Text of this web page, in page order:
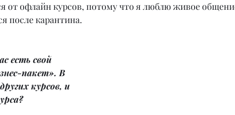
от офлайн курсов, потому что я люблю живое
после карантина.
есть свой
пакет». В
курсов, и